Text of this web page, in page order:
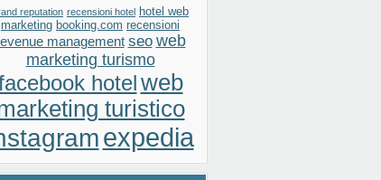
reputation recensioni hotel hotel web
marketing booking.com recensioni
management seo web
marketing turismo
hotelweb
turistico
expedia